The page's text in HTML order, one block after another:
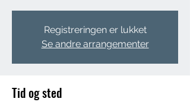
Registreringen er lukket
Se andre arrangementer
Tid og sted